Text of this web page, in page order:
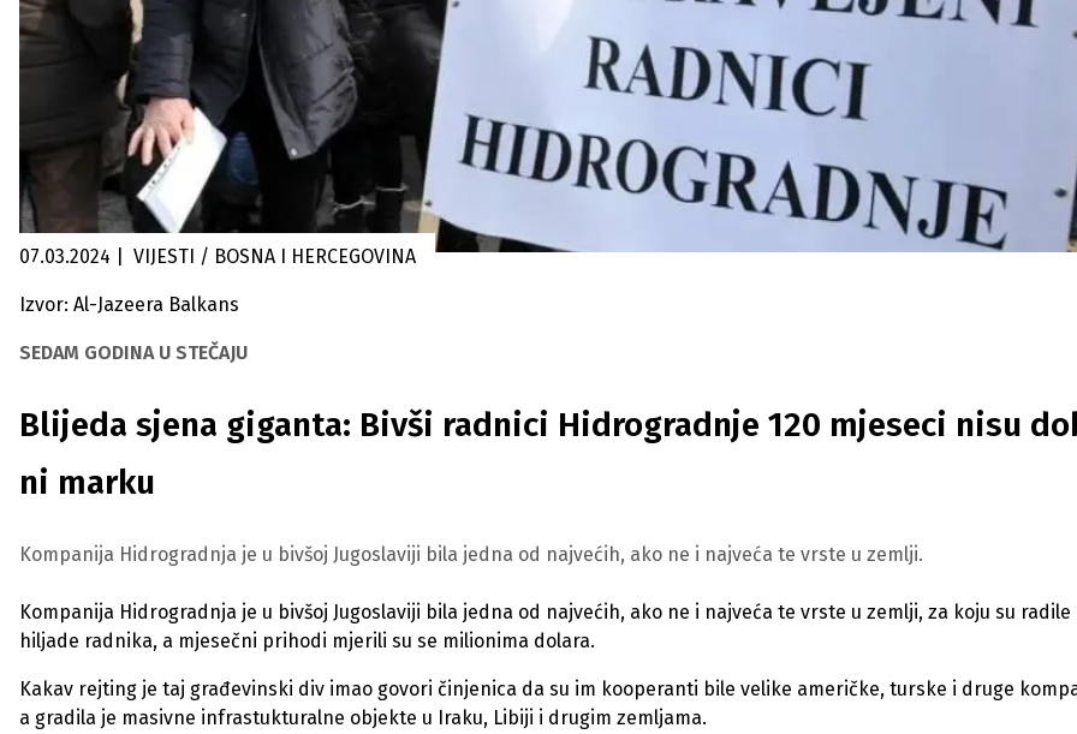
07.03.2024 VIJESTI / BOSNA I HERCEGOVINA
Izvor: Al-Jazeera Balkans
SEDAM GODINA U STEČAJU
Blijeda sjena giganta: Bivši radnici Hidrogradnje 120 mjeseci nisu
ni marku
Kompanija Hidrogradnja je u bivšoj Jugoslaviji bila jedna od najvećih, ako ne i najveća te vrste u zemlji.
Kompanija Hidrogradnja je u bivšoj Jugoslaviji bila jedna od najvećih, ako ne i najveća te vrste u zemlji, za koju su radile
hiljade radnika, a mjesečni prihodi mjerili su se milionima dolara.
Kakav rejting je taj građevinski div imao govori činjenica da su im kooperanti bile velike američke, turske i druge
a gradila je masivne infrastukturalne objekte u Iraku, Libiji i drugim zemljama.